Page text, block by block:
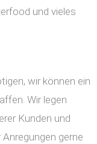
und vieles
wir können ein
Wir legen
Kunden und
gerne